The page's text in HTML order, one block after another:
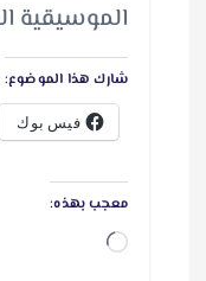
الموسيقية
شارك هذا الموضوع:
فيس بوك
معجب بهذه:
ج